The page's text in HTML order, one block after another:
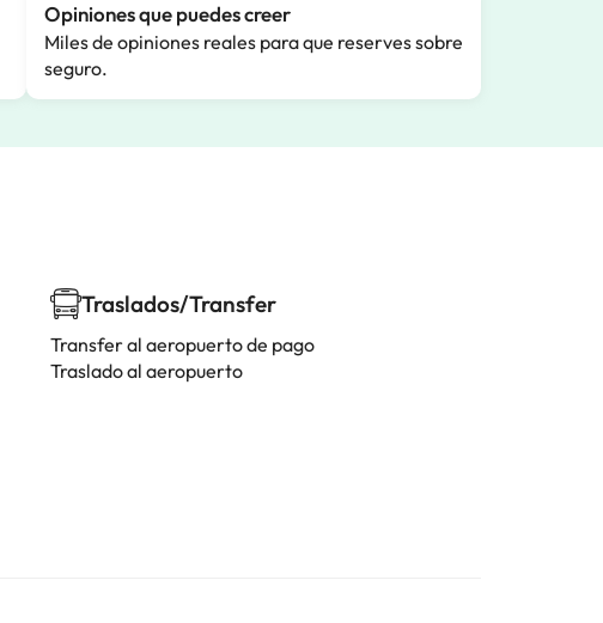
Opiniones que puedes creer
Miles de opiniones reales para que reserves sobre
seguro.
Traslados/Transfer
Transfer al aeropuerto de pago
Traslado al aeropuerto